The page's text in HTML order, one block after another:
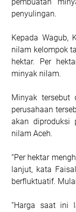
penyulingan.
Kepada Wagub,
nilam kelompok
hektar. Per
minyak nilam.
Minyak tersebut
perusahaan
akan diproduksi
nilam Aceh.
“Per hektar
lanjut, kata
berfluktuatif.
“Harga saat ini